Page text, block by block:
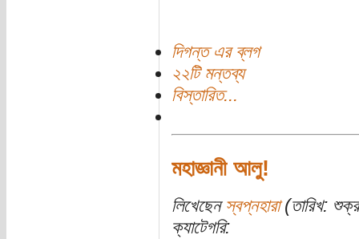
দিগন্ত এর ব্লগ
২২টি মন্তব্য
বিস্তারিত...
মহাজ্ঞানী আলু!
লিখেছেন স্বপ্নহারা(তারিখ:
ক্যাটেগরি: